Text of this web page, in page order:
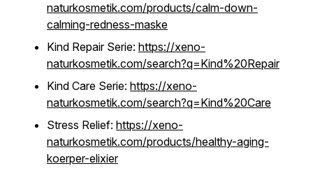
naturkosmetik.com/products/calm-down-
calming-redness-maske
Kind Repair Serie: https://xeno-
naturkosmetik.com/search?q=Kind%20Repair
Kind Care Serie: https://xeno-
naturkosmetik.com/search?q=Kind%20Care
Stress Relief: https://xeno-
naturkosmetik.com/products/healthy-aging-
koerper-elixier